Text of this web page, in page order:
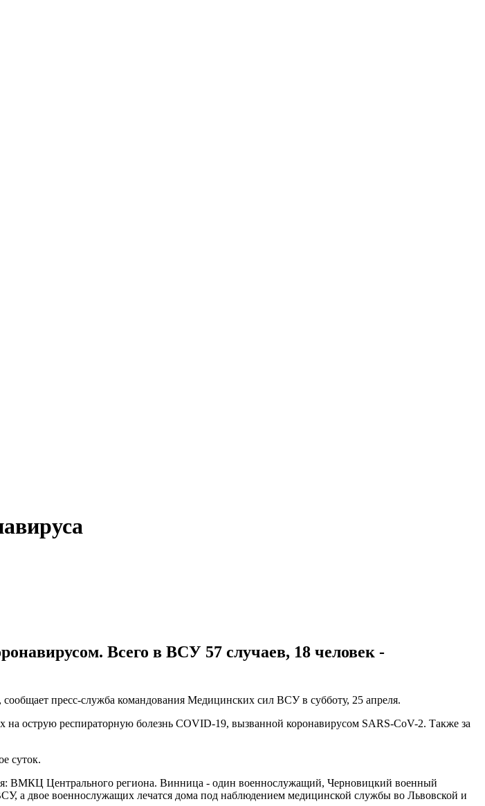
Всего в ВСУ 57 случаев, 18 человек -
пресс-служба командования Медицинских сил ВСУ в субботу, 25 апреля.
острую респираторную болезнь COVID-19, вызванной коронавирусом SARS-CoV-2. Также за
суток.
ВМКЦ Центрального региона. Винница - один военнослужащий, Черновицкий военный
а двое военнослужащих лечатся дома под наблюдением медицинской службы во Львовской и